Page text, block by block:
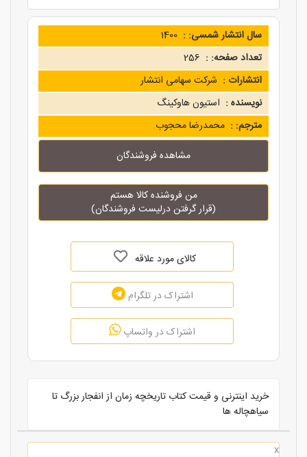
سال انتشار شمسی: : 1400
تعداد صفحه: : 256
انتشارات : شرکت سهامی انتشار
نویسنده : استیون هاوکینگ
مترجم: : محمدرضا محجوب
مشاهده فروشندگان
من فروشنده کالا هستم
(قرار گرفتن درلیست فروشندگان)
کالای مورد علاقه
اشتراک در تلگرام
اشتراک در واتساپ
خرید اینترنی و قیمت کتاب تاریخچه زمان از انفجار بزرگ تا
سیاهچاله ها
x